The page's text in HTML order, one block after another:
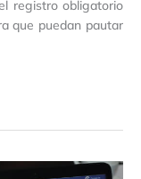
registro obligatorio
que puedan pautar